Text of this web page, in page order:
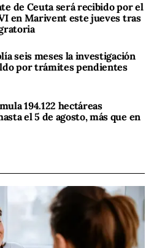
de Ceuta será recibido por el
en Marivent este jueves tras
seis meses la investigación
por trámites pendientes
194.122 hectáreas
el 5 de agosto, más que en